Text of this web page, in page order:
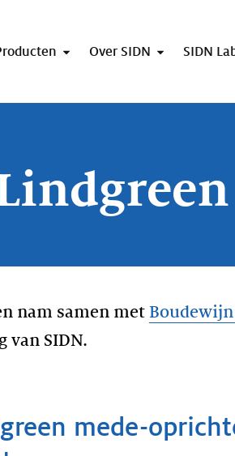
Over SIDN SIDN
nam samen met
van SIDN.
mede-